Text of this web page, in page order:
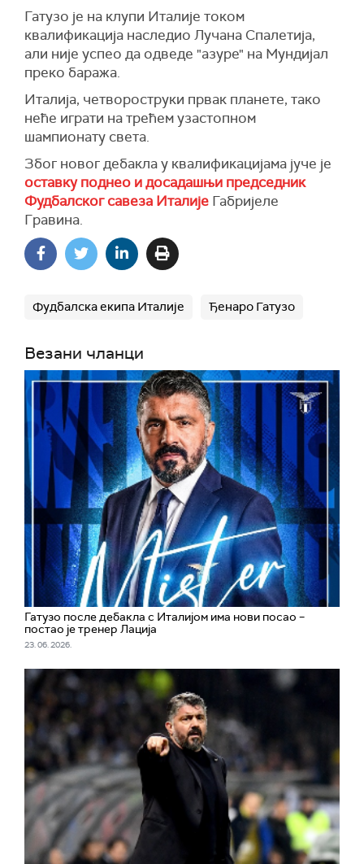
Гатузо је на клупи Италије током
квалификација наследио Лучана Спалетија,
али није успео да одведе "азуре" на Мундијал
преко баража.
Италија, четвороструки првак планете, тако
неће играти на трећем узастопном
шампионату света.
Због новог дебакла у квалификацијама јуче је
оставку поднео и досадашњи председник
Фудбалског савеза Италије Габријеле
Гравина.
Фудбалска екипа Италије Ђенаро Гатузо
Везани чланци
Гатузо после дебакла с Италијом има нови посао –
постао је тренер Лација
23. 06. 2026.